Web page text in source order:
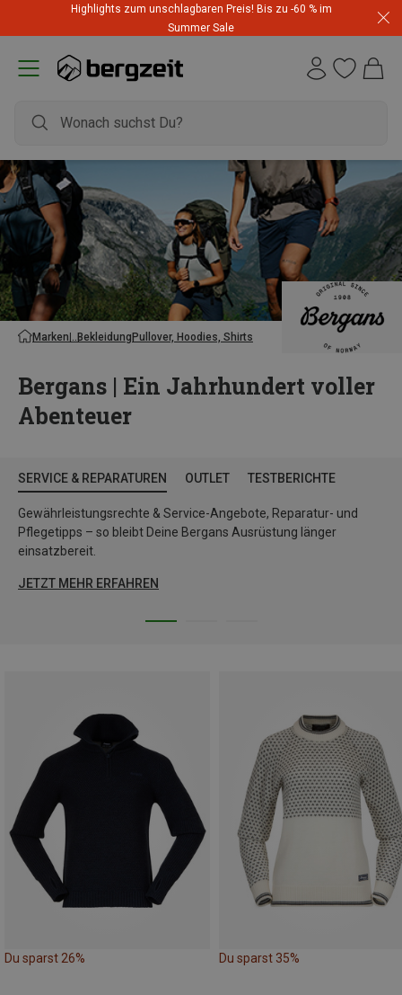
Highlights zum unschlagbaren Preis! Bis zu -60 % im
Summer Sale
Marken BekleidungPullover, Hoodies, Shirts
Bergans | Ein Jahrhundert voller
Abenteuer
SERVICE & REPARATUREN OUTLET TESTBERICHTE
Gewährleistungsrechte & Service-Angebote, Reparatur- und
Pflegetipps – so bleibt Deine Bergans Ausrüstung länger
einsatzbereit.
JETZT MEHR ERFAHREN
Du sparst 26% Du sparst 35%